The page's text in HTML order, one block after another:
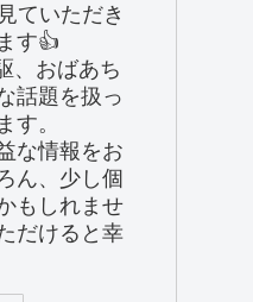
ていただき
す👍
、おばあち
話題を扱っ
。
な情報をお
ん、少し個
もしれませ
だけると幸